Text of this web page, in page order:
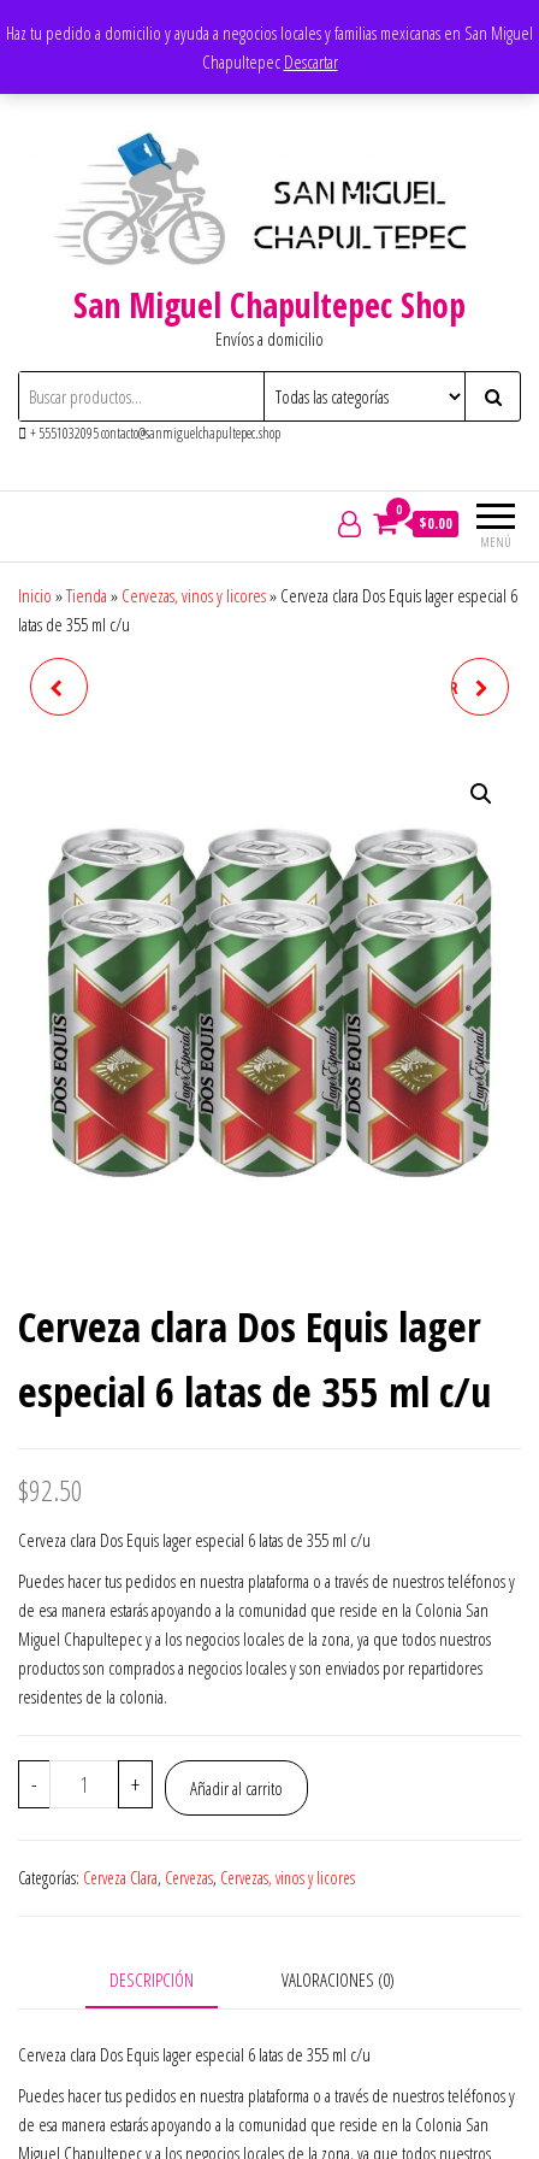
alHaz tu pedido a domicilio y ayuda a negocios locales y familias mexicanas en San Miguel
Chapultepec Descartar
San Miguel Chapultepec Shop
Envíos a domicilio
+ 5551032095 contacto@sanmiguelchapultepec.shop
MENÚ
0
$0.00
Inicio »Tienda » Cervezas, vinos y licores» Cerveza clara Dos Equis lager especial 6
latas de 355 ml c/u
CERVEZA DOS EQUIS LAGER
Cerveza clara Dos Equis lager
especial 6 latas de 355 ml c/u
$92.50
Cerveza clara Dos Equis lager especial 6 latas de 355 ml c/u
Puedes hacer tus pedidos en nuestra plataforma o a través de nuestros teléfonos y
de esa manera estarás apoyando a la comunidad que reside en la Colonia San
Miguel Chapultepec y a los negocios locales de la zona, ya que todos nuestros
productos son comprados a negocios locales y son enviados por repartidores
residentes de la colonia.
-
Cerveza
clara
lager
ml
c/u
cantidad
+ Añadir al carrito
Categorías: Cerveza Clara, Cervezas, Cervezas, vinos y licores
DESCRIPCIÓN VALORACIONES (0)
Cerveza clara Dos Equis lager especial 6 latas de 355 ml c/u
Puedes hacer tus pedidos en nuestra plataforma o a través de nuestros teléfonos y
de esa manera estarás apoyando a la comunidad que reside en la Colonia San
Miguel Chapultepec y a los negocios locales de la zona, ya que todos nuestros